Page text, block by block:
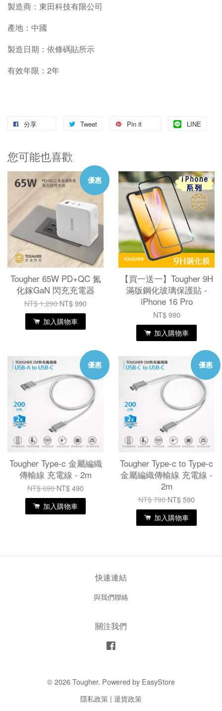
製造商：東田科技有限公司
產地：中國
製造日期：依條碼貼所示
有效年限：2年
分享 Tweet Pin it LINE
您可能也喜歡
優惠
Tougher 65W PD+QC 氮
化鎵GaN 閃充充電器
NT$ 1,290NT$ 990
加入購物車
【買一送一】Tougher 9H
滿版鋼化玻璃保護貼 -
iPhone 16 Pro
NT$ 990
加入購物車
優惠
Tougher Type-c 金屬編織
傳輸線 充電線 - 2m
NT$ 690NT$ 490
加入購物車
優惠
Tougher Type-c to Type-c
金屬編織傳輸線 充電線 -
2m
NT$ 790NT$ 590
加入購物車
快速連結
與我們聯絡
關注我們
© 2026 Tougher. Powered by EasyStore
隱私政策 | 退貨政策